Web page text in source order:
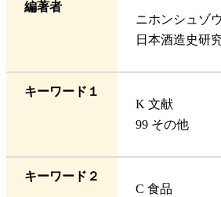
編著者
ニホンシュゾ
日本酒造史研
キーワード１
K 文献
99 その他
キーワード２
C 食品